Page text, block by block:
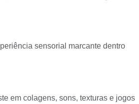
sensorial marcante dentro
em colagens, sons, texturas e jogos